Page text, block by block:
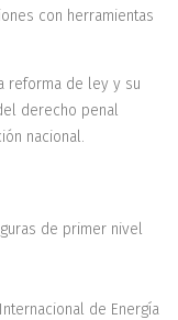
con herramientas
reforma de ley y su
derecho penal
nacional.
de primer nivel
de Energía